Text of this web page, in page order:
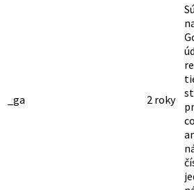
_ga 2 roky